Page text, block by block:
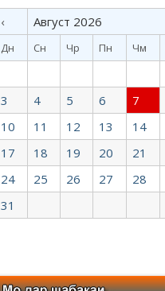
‹ Август 2026
Дн Сн Чр Пн Чм
3
4 5 6 7
10
11 12 13 14
17
18 19 20 21
24
25 26 27 28
31